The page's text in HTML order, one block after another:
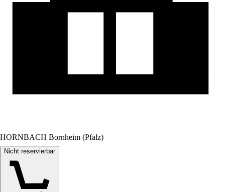
HORNBACH Bornheim (Pfalz)
Nicht reservierbar